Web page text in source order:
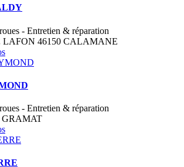
- Entretien & réparation
LAFON 46150 CALAMANE
- Entretien & réparation
GRAMAT